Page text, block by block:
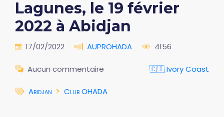
Lagunes, le 19 février
2022 à Abidjan
17/02/2022 AUPROHADA 4156
Aucun commentaire 🇨🇮 Ivory Coast
Abidjan Club OHADA